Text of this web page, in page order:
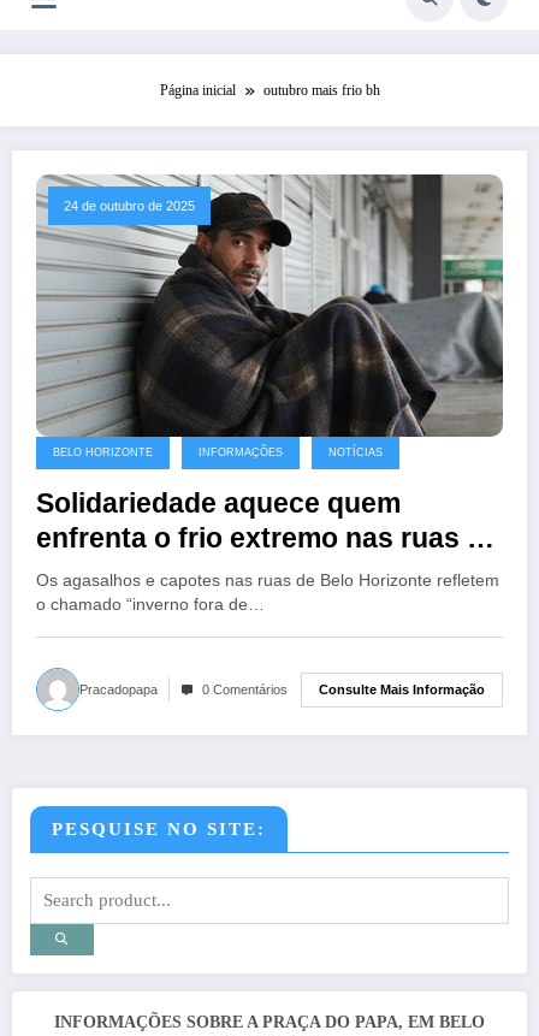
Página inicial outubro mais frio bh
24 de outubro de 2025
BELO HORIZONTE INFORMAÇÕES NOTÍCIAS
Solidariedade aquece quem
enfrenta o frio extremo nas ruas de
Belo Horizonte
Os agasalhos e capotes nas ruas de Belo Horizonte refletem
o chamado “inverno fora de…
Pracadopapa 0 Comentários Consulte Mais Informação
PESQUISE NO SITE:
INFORMAÇÕES SOBRE A PRAÇA DO PAPA, EM BELO